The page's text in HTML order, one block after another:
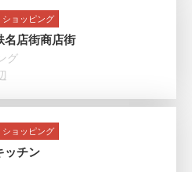
ョッピング
名店街商店街
グ
ョッピング
ッチン